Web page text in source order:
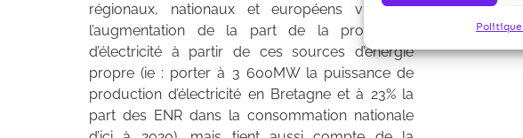
régionaux, nationaux et européens visant à
l’augmentation de la part de la production
d’électricité à partir de ces sources d’énergie
propre (ie : porter à 3 600MW la puissance de
production d’électricité en Bretagne et à 23% la
part des ENR dans la consommation nationale